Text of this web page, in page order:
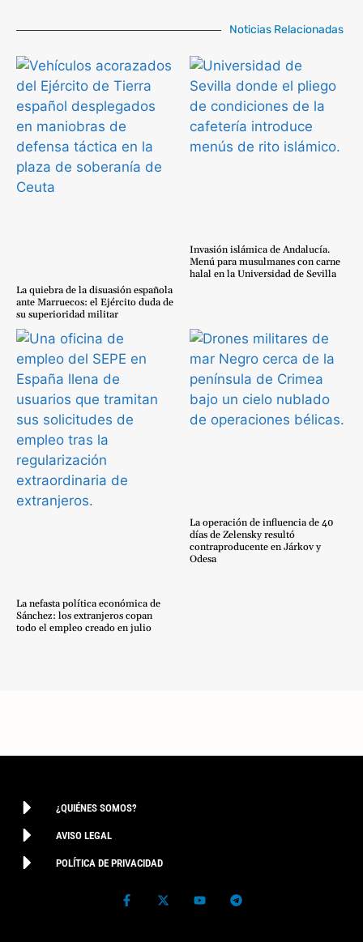
Noticias Relacionadas
La quiebra de la disuasión española
ante Marruecos: el Ejército duda de
su superioridad militar
Invasión islámica de Andalucía.
Menú para musulmanes con carne
halal en la Universidad de Sevilla
La nefasta política económica de
Sánchez: los extranjeros copan
todo el empleo creado en julio
La operación de influencia de 40
días de Zelensky resultó
contraproducente en Járkov y
Odesa
¿QUIÉNES SOMOS?
AVISO LEGAL
POLÍTICA DE PRIVACIDAD